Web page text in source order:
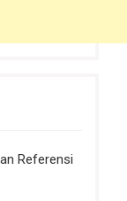
Referensi